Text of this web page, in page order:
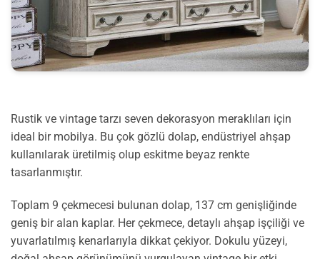
Rustik ve vintage tarzı seven dekorasyon meraklıları için
ideal bir mobilya. Bu çok gözlü dolap, endüstriyel ahşap
kullanılarak üretilmiş olup eskitme beyaz renkte
tasarlanmıştır.
Toplam 9 çekmecesi bulunan dolap, 137 cm genişliğinde
geniş bir alan kaplar. Her çekmece, detaylı ahşap işçiliği ve
yuvarlatılmış kenarlarıyla dikkat çekiyor. Dokulu yüzeyi,